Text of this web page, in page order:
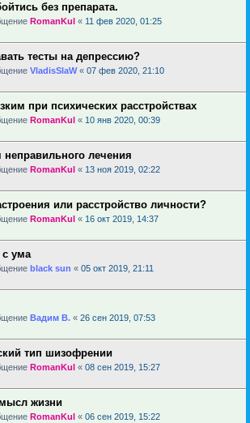
без препарата.
RomanKul « 11 фев 2020, 01:25
тесты на депрессию?
VladisSlaW« 07 фев 2020, 21:10
при психических расстройствах
RomanKul « 10 янв 2020, 00:39
неправильного лечения
RomanKul « 13 ноя 2019, 02:22
или расстройство личности?
RomanKul « 16 окт 2019, 14:37
с ума
black sun « 05 окт 2019, 21:11
Вадим В. « 26 сен 2019, 07:53
тип шизофрении
RomanKul « 08 сен 2019, 15:27
жизни
RomanKul « 06 сен 2019, 15:22